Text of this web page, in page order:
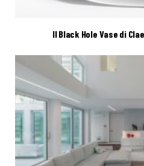
Il Black Hole Vase di